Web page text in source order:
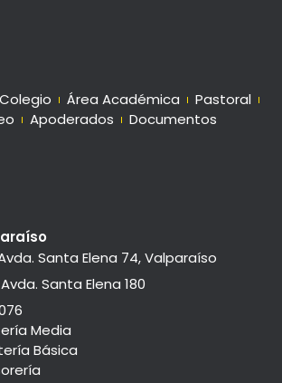
Área Académica
Pastoral
Apoderados
Documentos
Santa Elena 74, Valparaíso
Santa Elena 180
Media
Básica